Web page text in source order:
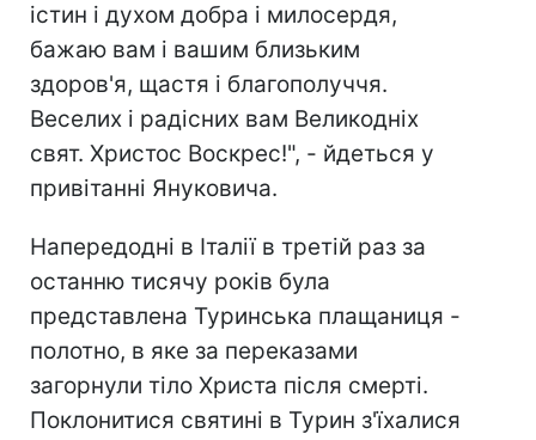
істин і духом добра і милосердя,
бажаю вам і вашим близьким
здоров'я, щастя і благополуччя.
Веселих і радісних вам Великодніх
свят. Христос Воскрес!", - йдеться у
привітанні Януковича.
Напередодні в Італії в третій раз за
останню тисячу років була
представлена ​​Туринська плащаниця -
полотно, в яке за переказами
загорнули тіло Христа після смерті.
Поклонитися святині в Турин з'їхалися